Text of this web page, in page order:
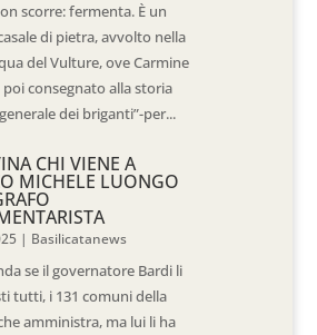
scorre: fermenta. È un
di pietra, avvolto nella
del Vulture, ove Carmine
poi consegnato alla storia
dei briganti”-per...
CHI VIENE A
MICHELE LUONGO
| Basilicatanews
se il governatore Bardi li
tutti, i 131 comuni della
amministra, ma lui li ha